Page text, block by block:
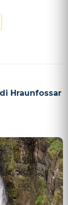
Hraunfossar